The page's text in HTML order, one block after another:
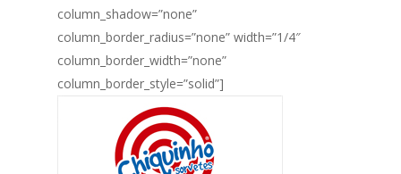
column_shadow=”none”
column_border_radius=”none” width=”1/4″
column_border_width=”none”
column_border_style=”solid”]